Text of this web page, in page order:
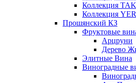
Коллекция
Коллекция
Прошянский КЗ
Фруктовые
Арцруни
Дерево
Элитные Вина
Виноградные